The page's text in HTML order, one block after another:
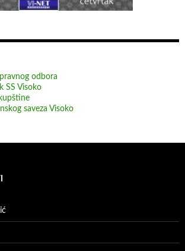
odbora
SS Visoko
saveza Visoko